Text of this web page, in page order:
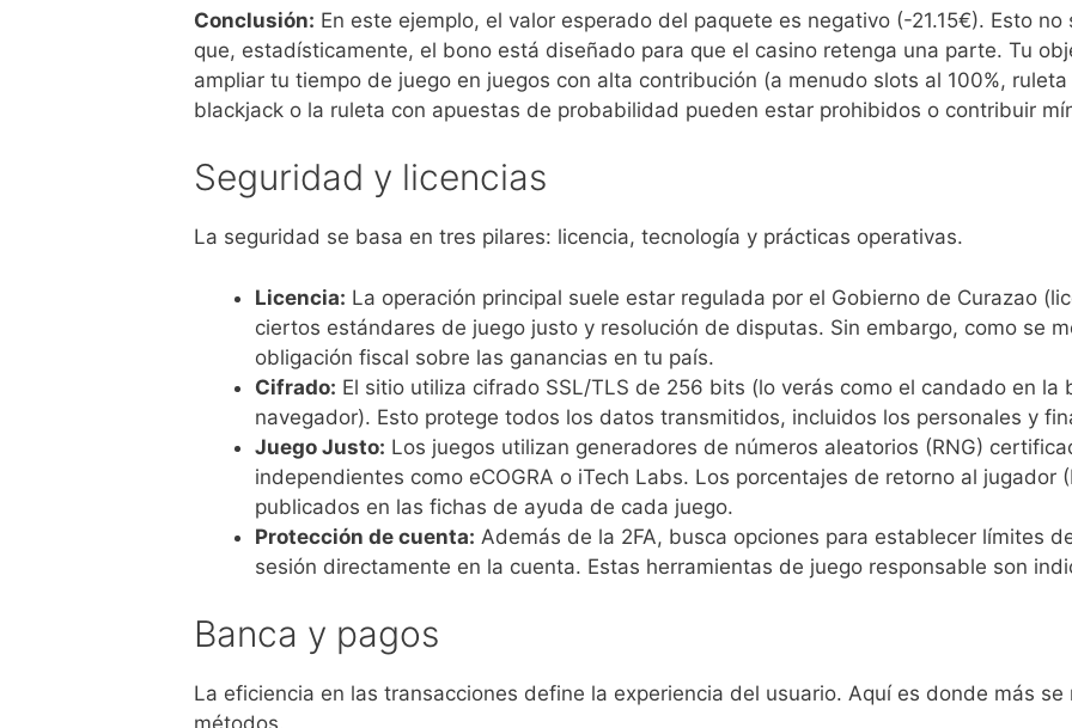
Conclusión: En este ejemplo, el valor esperado del paquete es negativo (-21.15€). Esto
que, estadísticamente, el bono está diseñado para que el casino retenga una parte. Tu
ampliar tu tiempo de juego en juegos con alta contribución (a menudo slots al 100%, ruleta
blackjack o la ruleta con apuestas de probabilidad pueden estar prohibidos o contribuir
Seguridad y licencias
La seguridad se basa en tres pilares: licencia, tecnología y prácticas operativas.
Licencia: La operación principal suele estar regulada por el Gobierno de Curazao
ciertos estándares de juego justo y resolución de disputas. Sin embargo, como se
obligación fiscal sobre las ganancias en tu país.
Cifrado: El sitio utiliza cifrado SSL/TLS de 256 bits (lo verás como el candado en la
navegador). Esto protege todos los datos transmitidos, incluidos los personales y
Juego Justo: Los juegos utilizan generadores de números aleatorios (RNG)
independientes como eCOGRA o iTech Labs. Los porcentajes de retorno al jugador
publicados en las fichas de ayuda de cada juego.
Protección de cuenta: Además de la 2FA, busca opciones para establecer límites
sesión directamente en la cuenta. Estas herramientas de juego responsable son
Banca y pagos
La eficiencia en las transacciones define la experiencia del usuario. Aquí es donde más
métodos.